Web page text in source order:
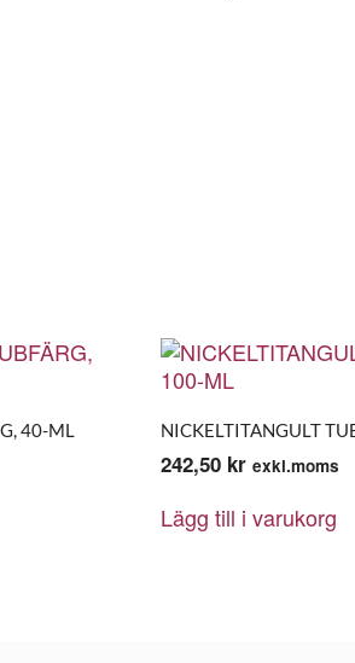
40-ML NICKELTITANGULT
242,50 kr exkl.moms
Lägg till i varukorg